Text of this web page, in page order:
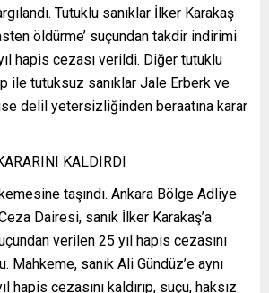
Tutuklu sanıklar İlker Karakaş
öldürme’ suçundan takdir indirimi
hapis cezası verildi. Diğer tutuklu
ile tutuksuz sanıklar Jale Erberk ve
delil yetersizliğinden beraatına karar
KALDIRDI
taşındı. Ankara Bölge Adliye
Dairesi, sanık İlker Karakaş’a
verilen 25 yıl hapis cezasını
Mahkeme, sanık Ali Gündüz’e aynı
hapis cezasını kaldırıp, suçu, haksız